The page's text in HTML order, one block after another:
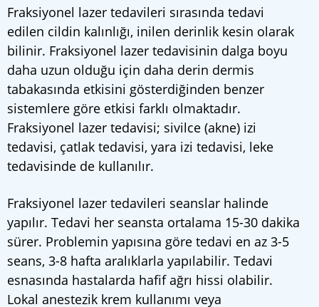
Fraksiyonel lazer tedavileri sırasında tedavi
edilen cildin kalınlığı, inilen derinlik kesin olarak
bilinir. Fraksiyonel lazer tedavisinin dalga boyu
daha uzun olduğu için daha derin dermis
tabakasında etkisini gösterdiğinden benzer
sistemlere göre etkisi farklı olmaktadır.
Fraksiyonel lazer tedavisi; sivilce (akne) izi
tedavisi, çatlak tedavisi, yara izi tedavisi, leke
tedavisinde de kullanılır.
Fraksiyonel lazer tedavileri seanslar halinde
yapılır. Tedavi her seansta ortalama 15-30 dakika
sürer. Problemin yapısına göre tedavi en az 3-5
seans, 3-8 hafta aralıklarla yapılabilir. Tedavi
esnasında hastalarda hafif ağrı hissi olabilir.
Lokal anestezik krem kullanımı veya